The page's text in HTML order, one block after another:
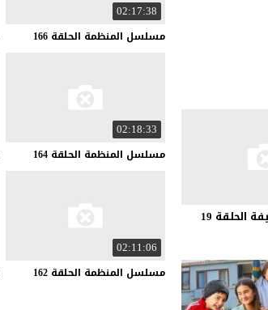
الحلقة 19
02:17:38
مسلسل المنظمة الحلقة 166
02:18:33
مسلسل المنظمة الحلقة 164
02:11:06
مسلسل المنظمة الحلقة 162